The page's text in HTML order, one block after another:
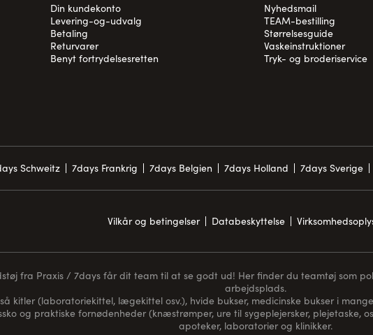
Din kundekonto
Levering-og-udvalg
Betaling
Returvarer
Benyt fortrydelsesretten
Nyhedsmail
TEAM-bestilling
Størrelsesguide
Vaskeinstruktioner
Tryk- og broderiservice
Schweitz 7days Frankrig 7days Belgien 7days Holland 7days Sverige
Vilkår og betingelser Databeskyttelse
fra Praxis / 7days får dit team til at se godt ud! Her finder du teamtøj som
arbejdsplads.
kitler (laboratoriekittel, lægekittel osv.), hvide bukser, medicinske bukser i
og praktiske fornødenheder (knæstrømper, ure til sygeplejersker, plejetaske,
apoteker, laboratorier og klinikker.